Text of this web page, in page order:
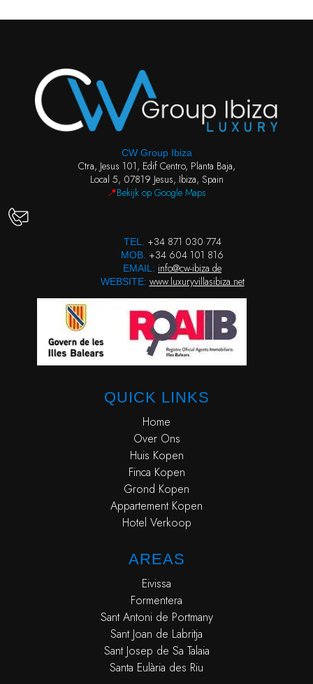
CW Group Ibiza
Ctra, Jesus 101, Edif Centro, Planta Baja,
Local 5, 07819 Jesus, Ibiza, Spain
📍Bekijk op Google Maps
TEL. +34 871 030 774
MOB. +34 604 101 816
EMAIL: info@cw-ibiza.de
WEBSITE: www.luxuryvillasibiza.net
QUICK LINKS
Home
Over Ons
Huis Kopen
Finca Kopen
Grond Kopen
Appartement Kopen
Hotel Verkoop
AREAS
Eivissa
Formentera
Sant Antoni de Portmany
Sant Joan de Labritja
Sant Josep de Sa Talaia
Santa Eulària des Riu